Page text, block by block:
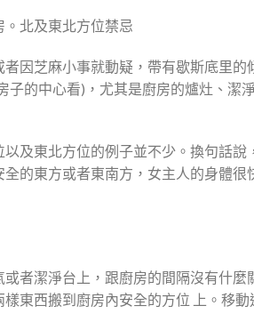
北及東北方位禁忌
因芝麻小事就動疑，帶有歇斯底里
子的中心看)，尤其是廚房的爐灶、
及東北方位的例子並不少。換句話
的東方或者東南方，女主人的身體
者潔淨台上，跟廚房的間隔沒有什
東西搬到廚房內安全的方位 上。移動